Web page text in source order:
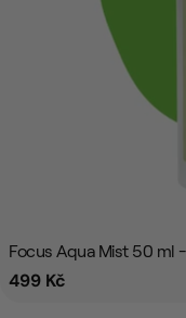
Focus Aqua Mist 50 ml
Běžná
499 Kč